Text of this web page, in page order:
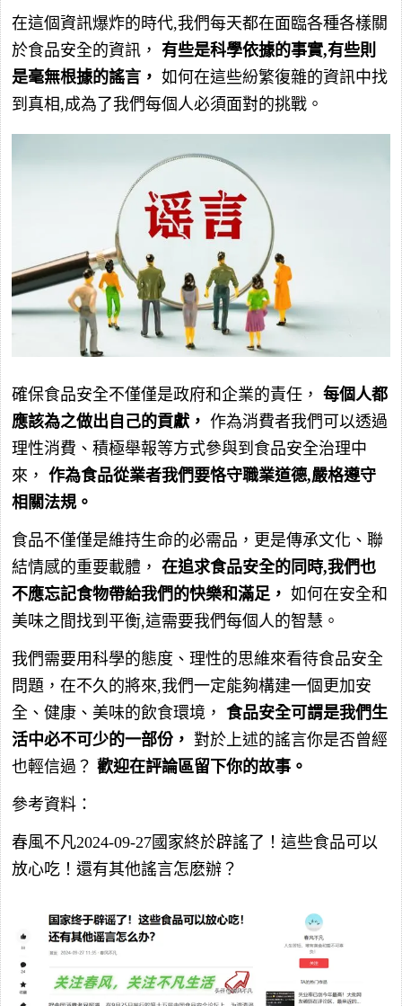
在這個資訊爆炸的時代,我們每天都在面臨各種各樣關
於食品安全的資訊， 有些是科學依據的事實,有些則
是毫無根據的謠言， 如何在這些紛繁復雜的資訊中找
到真相,成為了我們每個人必須面對的挑戰。
確保食品安全不僅僅是政府和企業的責任， 每個人都
應該為之做出自己的貢獻， 作為消費者我們可以透過
理性消費、積極舉報等方式參與到食品安全治理中
來， 作為食品從業者我們要恪守職業道德,嚴格遵守
相關法規。
食品不僅僅是維持生命的必需品，更是傳承文化、聯
結情感的重要載體， 在追求食品安全的同時,我們也
不應忘記食物帶給我們的快樂和滿足， 如何在安全和
美味之間找到平衡,這需要我們每個人的智慧。
我們需要用科學的態度、理性的思維來看待食品安全
問題，在不久的將來,我們一定能夠構建一個更加安
全、健康、美味的飲食環境， 食品安全可謂是我們生
活中必不可少的一部份， 對於上述的謠言你是否曾經
也輕信過？ 歡迎在評論區留下你的故事。
參考資料：
春風不凡2024-09-27國家終於辟謠了！這些食品可以
放心吃！還有其他謠言怎麽辦？